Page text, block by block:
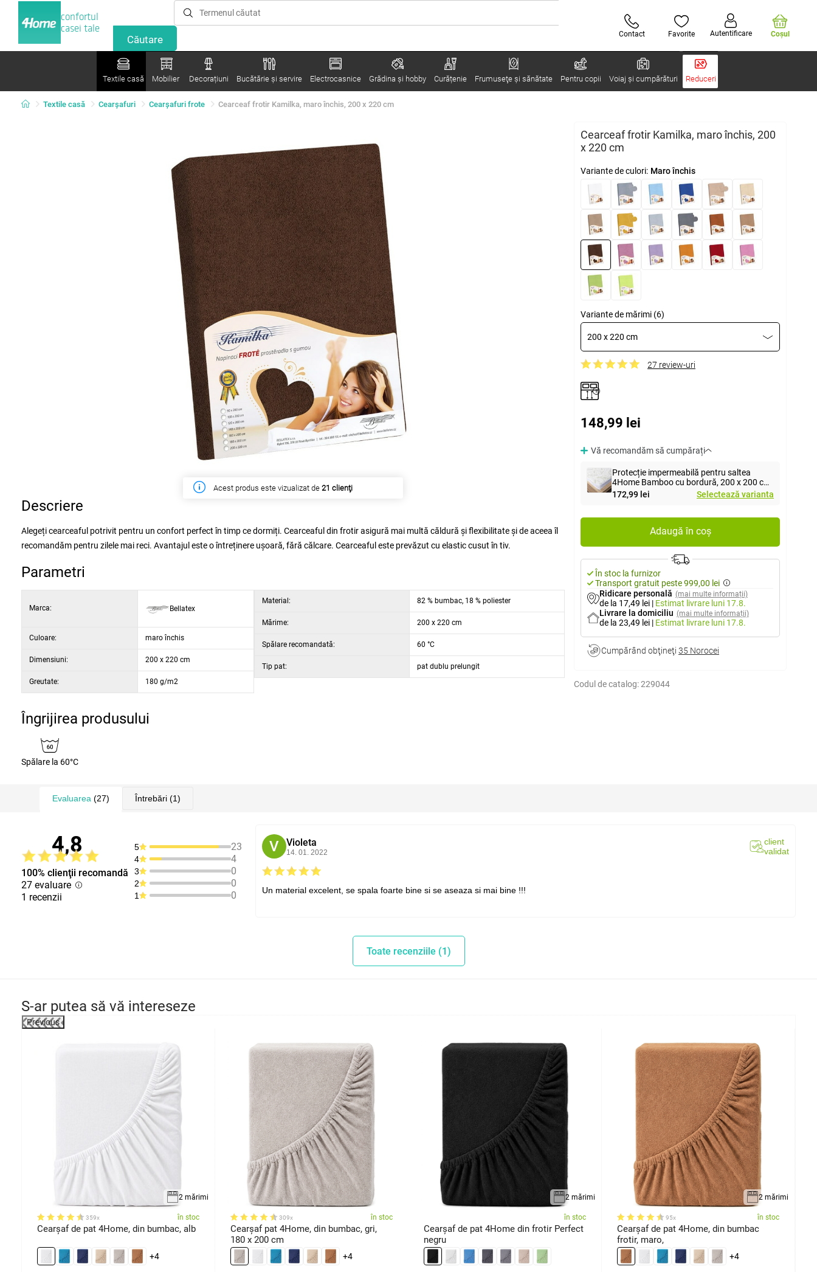
confortul
casei tale
Contact Favorite Autentificare Coşul
Textile casă Mobilier Decorațiuni Bucătărie și servire Electrocasnice Grădina şi hobby Curățenie Frumuseţe şi sănătate Pentru copii Voiaj și cumpărături Reduceri
Textile casă Cearșafuri Cearșafuri frote Cearceaf frotir Kamilka, maro închis, 200 x 220 cm
În săptămâna acesta a fost cumpărat de
Cearceaf frotir Kamilka, maro închis, 200
x 220 cm
Variante de culori: Maro închis
Variante de mărimi (6)
200 x 220 cm
27 review-uri
148,99 lei
Vă recomandăm să cumpărați
Protecție impermeabilă pentru saltea
4Home Bamboo cu bordură, 200 x 200 cm
+ 30 cm
172,99 lei Selectează varianta
Adaugă în coș
În stoc la furnizor
Transport gratuit peste 999,00 lei
Ridicare personală (mai multe informații)
de la 17,49 lei | Estimat livrare luni 17.8.
Livrare la domiciliu (mai multe informații)
de la 23,49 lei | Estimat livrare luni 17.8.
Cumpărând obţineţi 35 Norocei
Codul de catalog:229044
Descriere
Alegeți cearceaful potrivit pentru un confort perfect în timp ce dormiți. Cearceaful din frotir asigură mai multă căldură și flexibilitate și de aceea îl
recomandăm pentru zilele mai reci. Avantajul este o întreținere ușoară, fără călcare. Cearceaful este prevăzut cu elastic cusut în tiv.
Parametri
Marca: Bellatex
Culoare: maro închis
Dimensiuni: 200 x 220 cm
Greutate: 180 g/m2
Material: 82 % bumbac, 18 % poliester
Mărime: 200 x 220 cm
Spălare recomandată: 60 °C
Tip pat: pat dublu prelungit
Îngrijirea produsului
Spălare la 60°C
Evaluarea (27) Întrebări (1)
4,8
100% clienţii recomandă
27 evaluare
1 recenzii
5 23
4 4
3 0
2 0
1 0
V Violeta
14. 01. 2022
client
validat
Un material excelent, se spala foarte bine si se aseaza si mai bine !!!
Toate recenziile (1)
S-ar putea să vă intereseze
Previous
2 mărimi
359x în stoc
Cearșaf de pat 4Home, din bumbac, alb
+4
309x în stoc
Cearșaf pat 4Home, din bumbac, gri,
180 x 200 cm
+4
2 mărimi
în stoc
Cearșaf de pat 4Home din frotir Perfect
negru
2 mărimi
95x în stoc
Cearșaf de pat 4Home, din bumbac
frotir, maro,
+4